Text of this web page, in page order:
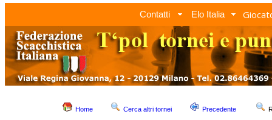
Contatti Elo Italia
Home Cerca altri tornei Precedente